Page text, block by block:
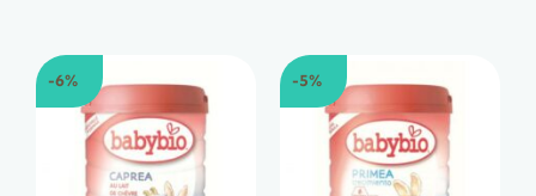
3,40 €.
-6% -5%